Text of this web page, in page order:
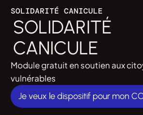
SOLIDARITÉ CANICULE
SOLIDARITÉ
CANICULE
Module gratuit en soutien aux
vulnérables
Je veux le dispositif pour mon